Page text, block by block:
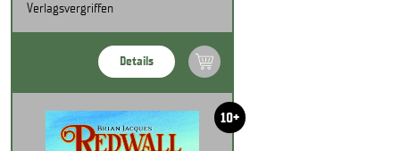
Verlagsvergriffen
Details
10+